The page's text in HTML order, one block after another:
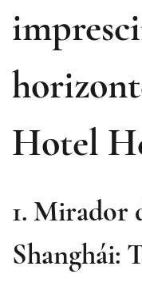
Hotel
1. Mirador
Shanghái: